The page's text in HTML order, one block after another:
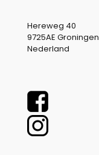
Hereweg 40
9725AE Groningen
Nederland